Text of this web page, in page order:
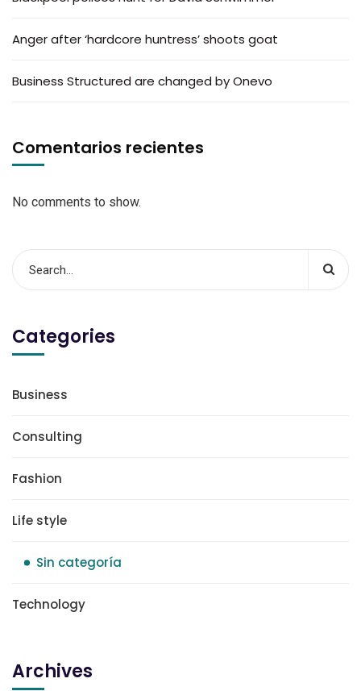
Anger after ‘hardcore huntress’ shoots goat
Business Structured are changed by Onevo
Comentarios recientes
No comments to show.
Categories
Business
Consulting
Fashion
Life style
Sin categoría
Technology
Archives